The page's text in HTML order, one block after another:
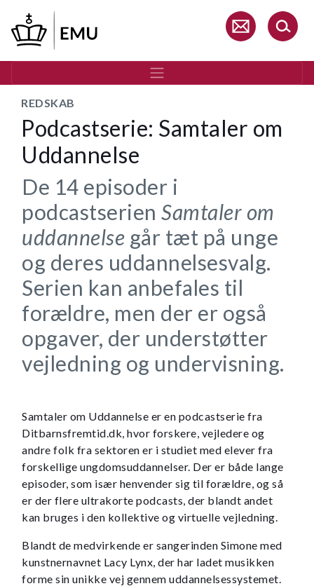
hovedindhold
REDSKAB
Podcastserie: Samtaler om
Uddannelse
De 14 episoder i
podcastserien Samtaler om
uddannelse går tæt på unge
og deres uddannelsesvalg.
Serien kan anbefales til
forældre, men der er også
opgaver, der understøtter
vejledning og undervisning.
Samtaler om Uddannelse er en podcastserie fra
Ditbarnsfremtid.dk, hvor forskere, vejledere og
andre folk fra sektoren er i studiet med elever fra
forskellige ungdomsuddannelser. Der er både lange
episoder, som især henvender sig til forældre, og så
er der flere ultrakorte podcasts, der blandt andet
kan bruges i den kollektive og virtuelle vejledning.
Blandt de medvirkende er sangerinden Simone med
kunstnernavnet Lacy Lynx, der har ladet musikken
forme sin unikke vej gennem uddannelsessystemet.